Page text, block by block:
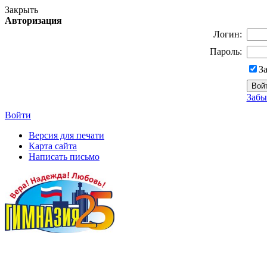
Закрыть
Авторизация
Логин:
Пароль:
Войти
Версия для печати
Карта сайта
Написать письмо